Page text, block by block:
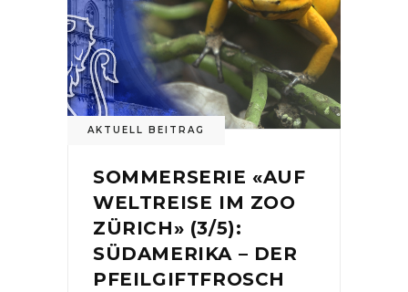
AKTUELL BEITRAG
SOMMERSERIE «AUF
WELTREISE IM ZOO
ZÜRICH» (3/5):
SÜDAMERIKA – DER
PFEILGIFTFROSCH